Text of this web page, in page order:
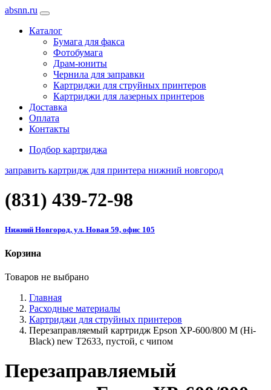
absnn.ru
Каталог
Бумага для факса
Фотобумага
Драм-юниты
Чернила для заправки
Картриджи для струйных принтеров
Картриджи для лазерных принтеров
Доставка
Оплата
Контакты
Подбор картриджа
заправить картридж для принтера нижний новгород
(831) 439-72-98
Нижний Новгород, ул. Новая 59, офис 105
Корзина
Товаров не выбрано
Главная
Расходные материалы
Картриджи для струйных принтеров
Перезаправляемый картридж Epson XP-600/800 M (Hi-
Black) new T2633, пустой, с чипом
Перезаправляемый